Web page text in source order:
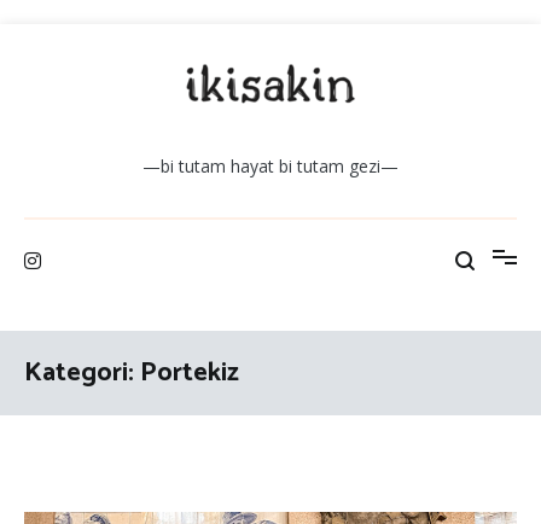
—bi tutam hayat bi tutam gezi—
Kategori: Portekiz